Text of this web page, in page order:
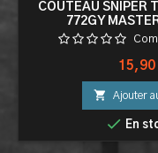
COUTEAU SNIPER
772GY
Prix
 Ajouter
 En